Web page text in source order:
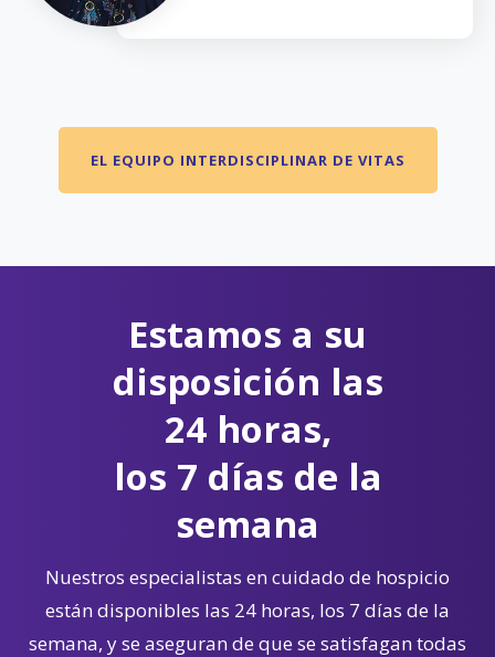
EL EQUIPO INTERDISCIPLINAR DE VITAS
Estamos a su
disposición las
24 horas,
los 7 días de la
semana
Nuestros especialistas en cuidado de hospicio
están disponibles las 24 horas, los 7 días de la
semana, y se aseguran de que se satisfagan todas